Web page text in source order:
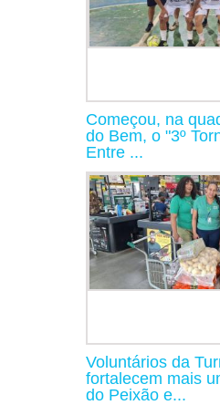
Começou, na
do Bem, o "3º
Entre ...
Voluntários da
fortalecem mais
do Peixão e...